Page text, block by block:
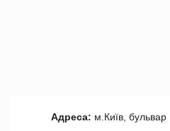
Адреса: м.Київ,